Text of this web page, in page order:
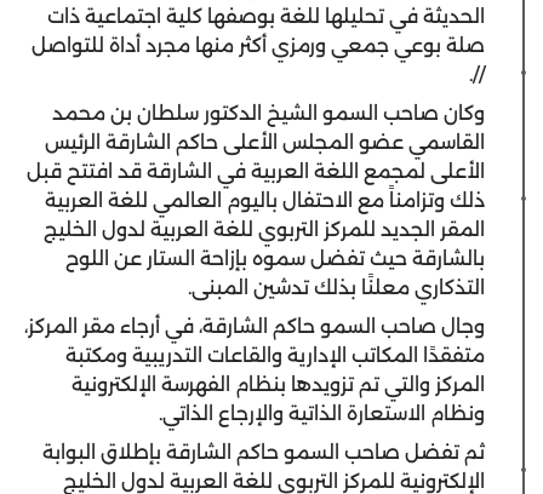
الحديثة في تحليلها للغة بوصفها كلية اجتماعية ذات
صلة بوعي جمعي ورمزي أكثر منها مجرد أداة للتواصل
//.
وكان صاحب السمو الشيخ الدكتور سلطان بن محمد
القاسمي عضو المجلس الأعلى حاكم الشارقة الرئيس
الأعلى لمجمع اللغة العربية في الشارقة قد افتتح قبل
ذلك وتزامناً مع الاحتفال باليوم العالمي للغة العربية
المقر الجديد للمركز التربوي للغة العربية لدول الخليج
بالشارقة حيث تفضل سموه بإزاحة الستار عن اللوح
التذكاري معلنًا بذلك تدشين المبنى.
وجال صاحب السمو حاكم الشارقة، في أرجاء مقر المركز،
متفقدًا المكاتب الإدارية والقاعات التدريبية ومكتبة
المركز والتي تم تزويدها بنظام الفهرسة الإلكترونية
ونظام الاستعارة الذاتية والإرجاع الذاتي.
ثم تفضل صاحب السمو حاكم الشارقة بإطلاق البوابة
الإلكترونية للمركز التربوي للغة العربية لدول الخليج